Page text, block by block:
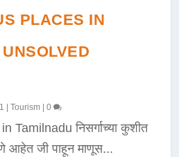
PLACES IN
|Tourism |0
Tamilnadu निसर्गाच्या कुशीत
आहेत जी पाहून माणूस...